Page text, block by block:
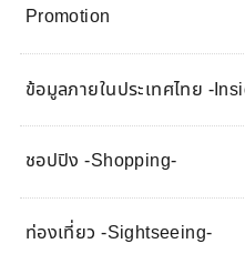
Promotion
ข้อมูลภายในประเทศไทย -
ชอปปิง -Shopping-
ท่องเที่ยว -Sightseeing-